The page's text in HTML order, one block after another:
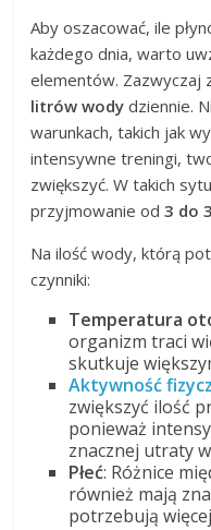
Aby oszacować, ile
każdego dnia, warto
elementów. Zazwyczaj
litrów wody dziennie.
warunkach, takich jak
intensywne treningi,
zwiększyć. W takich
przyjmowanie od3 do
Na ilość wody, którą
czynniki:
Temperatura
organizm traci
skutkuje
Aktywność
zwiększyć ilość
ponieważ
znacznej utraty
Płeć: Różnice
również mają
potrzebują